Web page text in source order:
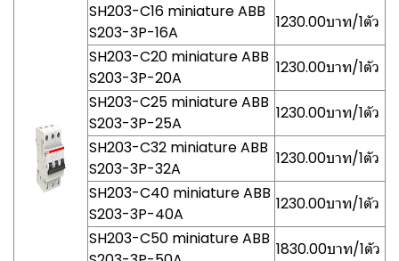
SH203-C16 miniature ABB
S203-3P-16A
1230.00บาท/1ตัว
SH203-C20 miniature ABB
S203-3P-20A
1230.00บาท/1ตัว
SH203-C25 miniature ABB
S203-3P-25A
1230.00บาท/1ตัว
SH203-C32 miniature ABB
S203-3P-32A
1230.00บาท/1ตัว
SH203-C40 miniature ABB
S203-3P-40A
1230.00บาท/1ตัว
SH203-C50 miniature ABB
1830.00บาท/1ตัว